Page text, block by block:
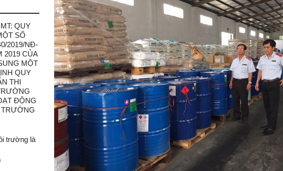
QUY
SỐ
2019/NĐ-
2019 CỦA
MỘT
QUY
THI
ĐỘNG
TRƯỜNG
trường là